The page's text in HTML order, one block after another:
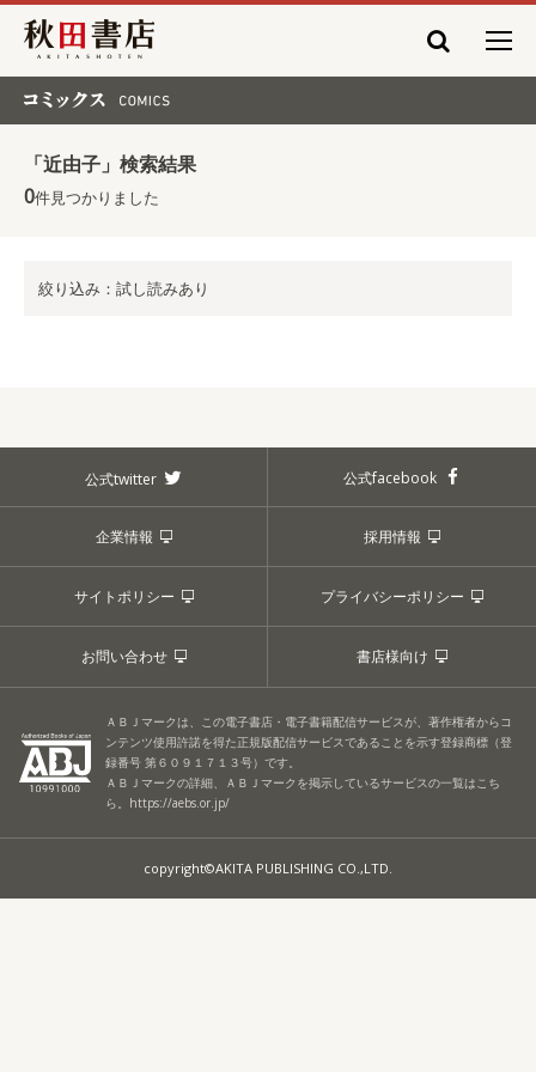
秋田書店
「近由子」検索結果
0件見つかりました
絞り込み：試し読みあり
公式twitter 公式facebook
企業情報 採用情報
サイトポリシー プライバシーポリシー
お問い合わせ 書店様向け
ＡＢＪマークは、この電子書店・電子書籍配信サービスが、著作権者からコ
ンテンツ使用許諾を得た正規版配信サービスであることを示す登録商標（登
録番号 第６０９１７１３号）です。
ＡＢＪマークの詳細、ＡＢＪマークを掲示しているサービスの一覧はこち
ら。 https://aebs.or.jp/
copyright©AKITA PUBLISHING CO.,LTD.